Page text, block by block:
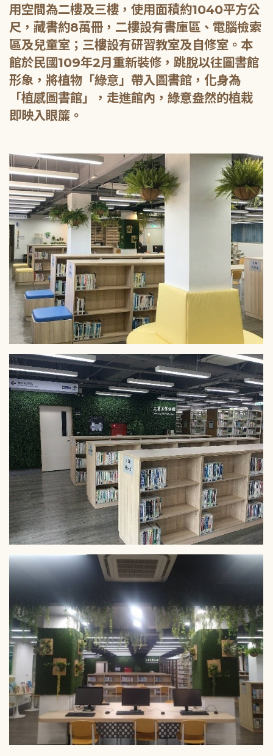
用空間為二樓及三樓，使用面積約1040平方公
尺，藏書約8萬冊，二樓設有書庫區、電腦檢索
區及兒童室；三樓設有研習教室及自修室。本
館於民國109年2月重新裝修，跳脫以往圖書館
形象，將植物「綠意」帶入圖書館，化身為
「植感圖書館」，走進館內，綠意盎然的植栽
即映入眼簾。